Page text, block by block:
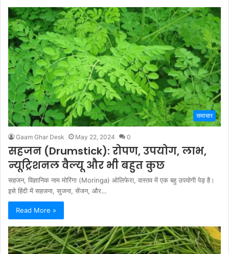
समाचार
Gaam Ghar Desk May 22, 2024 0
सहजन (Drumstick): रोपण, उपयोग, लाभ,
न्यूट्रिशनल वैल्यू और भी बहुत कुछ
सहजन, विज्ञानिक नाम मोरिंगा (Moringa) ओलिफेरा, वास्तव में एक बहु उपयोगी पेड़ है।
इसे हिंदी में सहजना, सुजना, सेंजन, और…
Read More »